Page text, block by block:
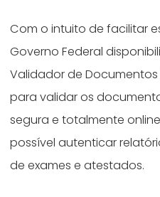
Com o intuito de facilitar
Governo Federal
Validador de
para validar os
segura e totalmente
possível autenticar
de exames e atestados.